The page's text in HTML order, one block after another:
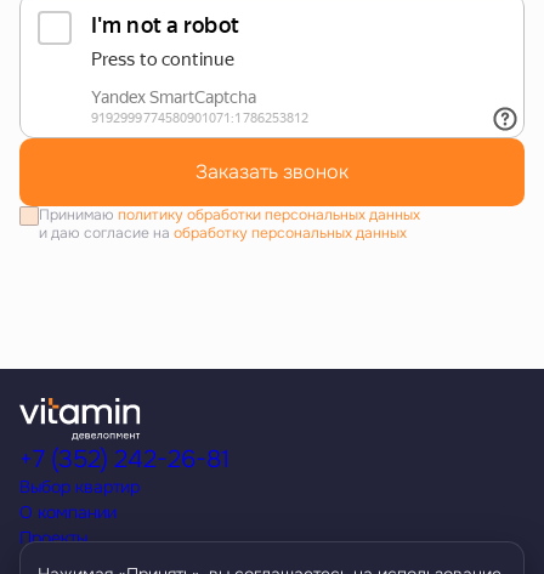
Заказать звонок
Принимаю политику обработки персональных данных
и даю согласие на обработку персональных данных
Выбор квартир
О компании
Проекты
Акции
+7 (352) 242-26-81